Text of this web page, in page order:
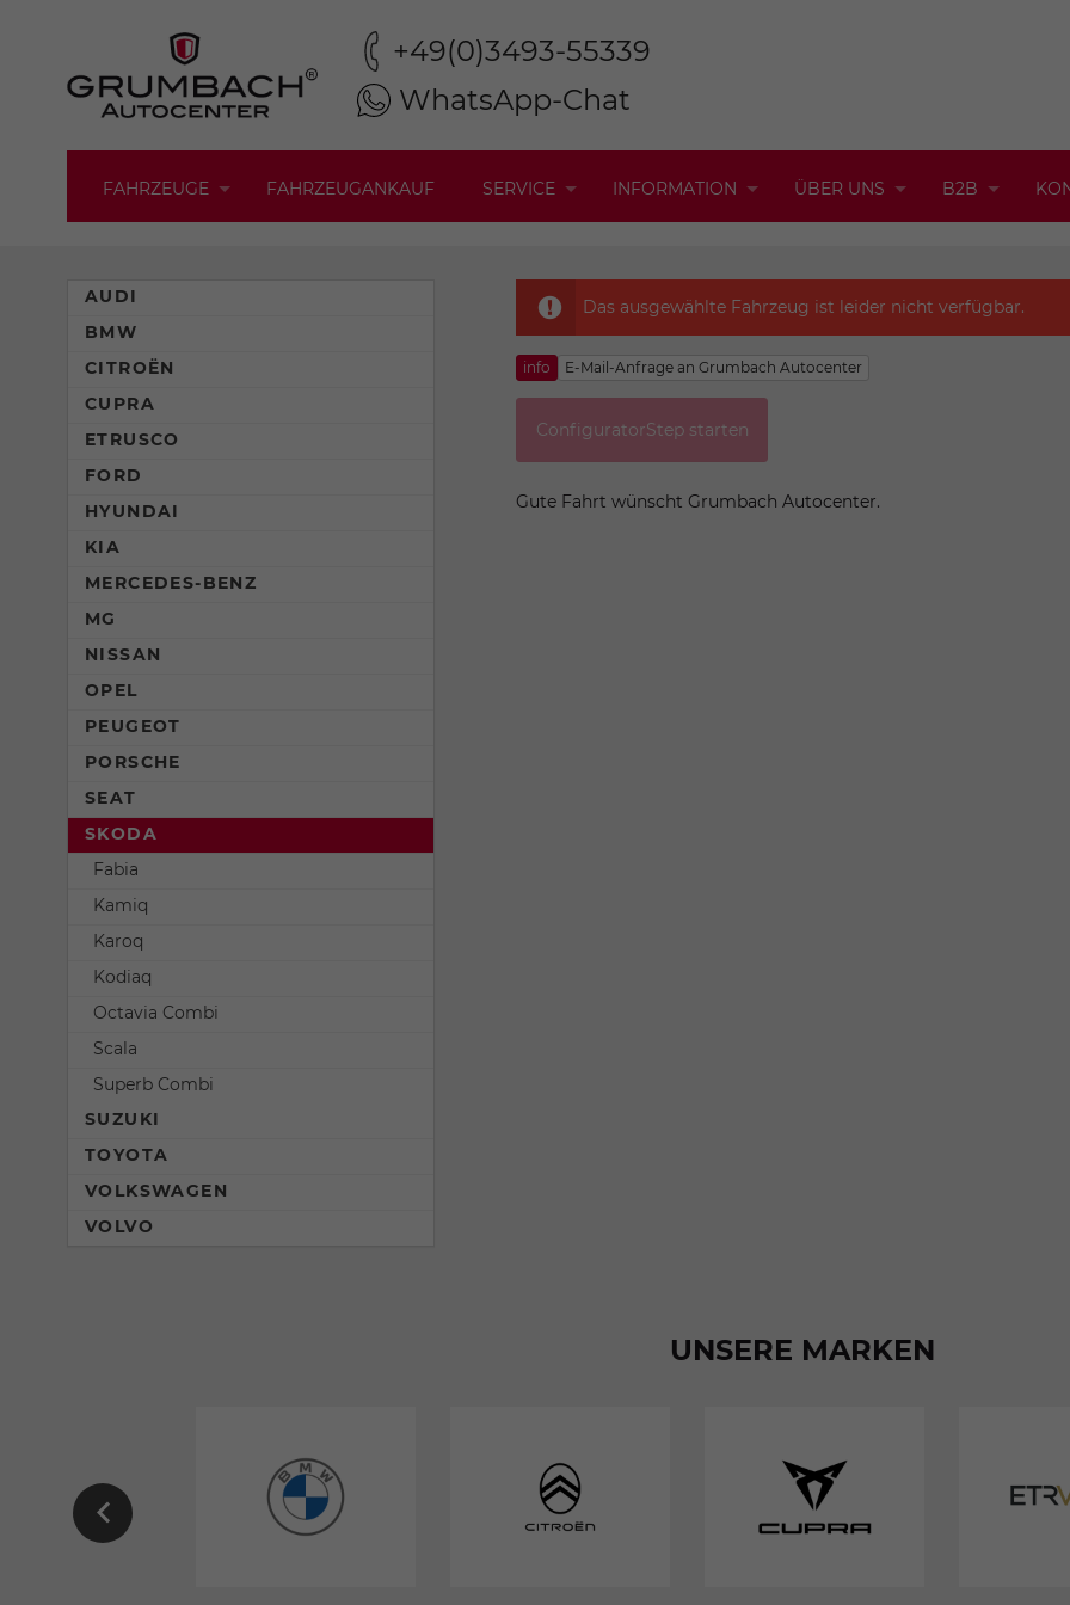
+49(0)3493-55339
WhatsApp-Chat
FAHRZEUGE FAHRZEUGANKAUF SERVICE INFORMATION ÜBER UNS B2B
Das ausgewählte Fahrzeug ist leider nicht verfügbar.
info E-Mail-Anfrage an Grumbach Autocenter
ConfiguratorStep starten
Gute Fahrt wünscht Grumbach Autocenter.
AUDI
BMW
CITROËN
CUPRA
ETRUSCO
FORD
HYUNDAI
KIA
MERCEDES-BENZ
MG
NISSAN
OPEL
PEUGEOT
PORSCHE
SEAT
SKODA
Fabia
Kamiq
Karoq
Kodiaq
Octavia Combi
Scala
Superb Combi
SUZUKI
TOYOTA
VOLKSWAGEN
VOLVO
UNSERE MARKEN